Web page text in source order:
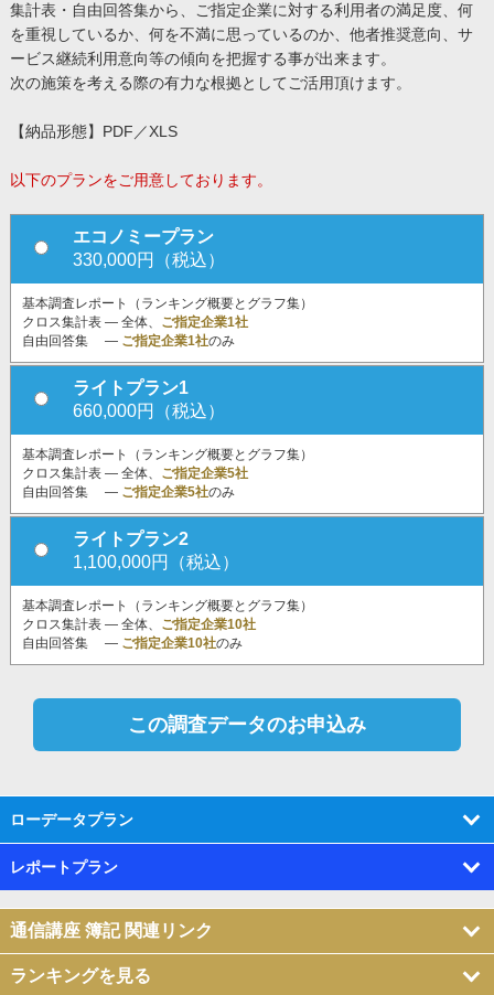
集計表・自由回答集から、ご指定企業に対する利用者の満足度、何
を重視しているか、何を不満に思っているのか、他者推奨意向、サ
ービス継続利用意向等の傾向を把握する事が出来ます。
次の施策を考える際の有力な根拠としてご活用頂けます。
【納品形態】PDF／XLS
以下のプランをご用意しております。
エコノミープラン
330,000円（税込）
基本調査レポート（ランキング概要とグラフ集）
クロス集計表 ― 全体、 ご指定企業1社
自由回答集 ― ご指定企業1社のみ
ライトプラン1
660,000円（税込）
基本調査レポート（ランキング概要とグラフ集）
クロス集計表 ― 全体、 ご指定企業5社
自由回答集 ― ご指定企業5社のみ
ライトプラン2
1,100,000円（税込）
基本調査レポート（ランキング概要とグラフ集）
クロス集計表 ― 全体、 ご指定企業10社
自由回答集 ― ご指定企業10社のみ
ローデータプラン
レポートプラン
通信講座 簿記 関連リンク
ランキングを見る